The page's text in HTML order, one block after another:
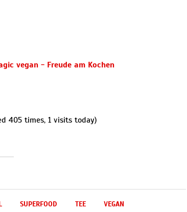
405 times, 1 visits today)
SUPERFOOD TEE VEGAN